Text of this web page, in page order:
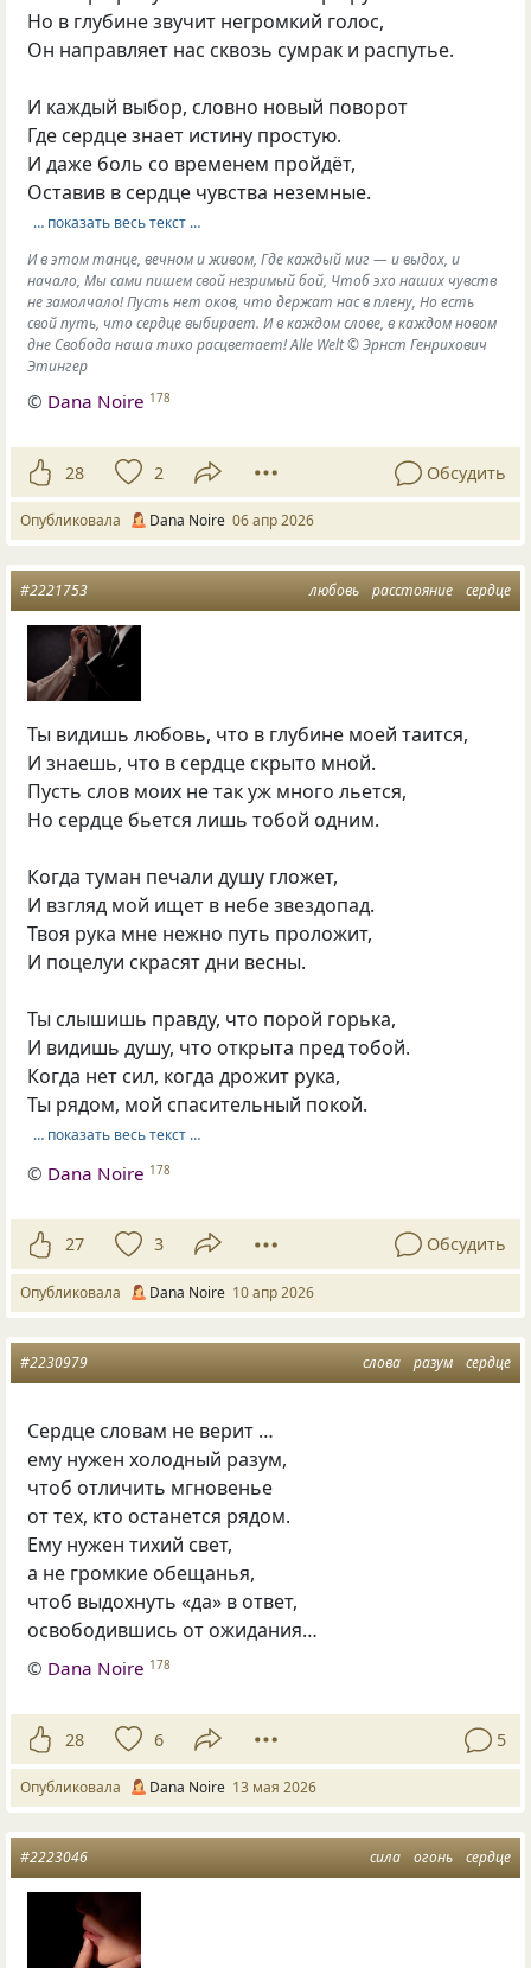
Но в глубине звучит негромкий голос,
Он направляет нас сквозь сумрак и распутье.
И каждый выбор, словно новый поворот
Где сердце знает истину простую.
И даже боль со временем пройдёт,
Оставив в сердце чувства неземные.
… показать весь текст …
И в этом танце, вечном и живом, Где каждый миг — и выдох, и
начало, Мы сами пишем свой незримый бой, Чтоб эхо наших чувств
не замолчало! Пусть нет оков, что держат нас в плену, Но есть
свой путь, что сердце выбирает. И в каждом слове, в каждом новом
дне Свобода наша тихо расцветает! Alle Welt © Эрнст Генрихович
Этингер
© Dana Noire 178
28 2 Обсудить
Опубликовала Dana Noire 06 апр 2026
любовь расстояние сердце
#2221753
Ты видишь любовь, что в глубине моей таится,
И знаешь, что в сердце скрыто мной.
Пусть слов моих не так уж много льется,
Но сердце бьется лишь тобой одним.
Когда туман печали душу гложет,
И взгляд мой ищет в небе звездопад.
Твоя рука мне нежно путь проложит,
И поцелуи скрасят дни весны.
Ты слышишь правду, что порой горька,
И видишь душу, что открыта пред тобой.
Когда нет сил, когда дрожит рука,
Ты рядом, мой спасительный покой.
… показать весь текст …
© Dana Noire 178
27 3 Обсудить
Опубликовала Dana Noire 10 апр 2026
слова разум сердце
#2230979
Сердце словам не верит …
ему нужен холодный разум,
чтоб отличить мгновенье
от тех, кто останется рядом.
Ему нужен тихий свет,
а не громкие обещанья,
чтоб выдохнуть «да» в ответ,
освободившись от ожидания…
© Dana Noire 178
28 6 5
Опубликовала Dana Noire 13 мая 2026
сила огонь сердце
#2223046